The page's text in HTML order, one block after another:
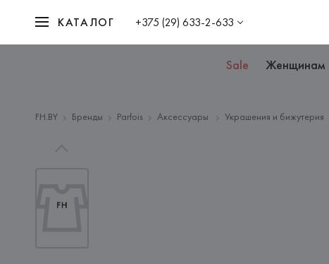
КАТАЛОГ +375 (29) 633-2-633
Sale Женщинам
FH.BY Бренды Parfois Аксессуары Украшения и бижутерия